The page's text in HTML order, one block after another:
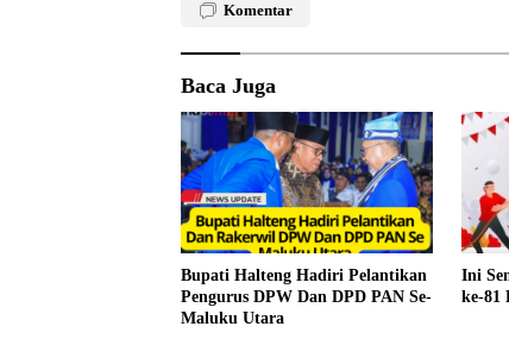
Komentar
Baca Juga
Bupati Halteng Hadiri Pelantikan
Pengurus DPW Dan DPD PAN Se-
Maluku Utara
Ini
ke-81